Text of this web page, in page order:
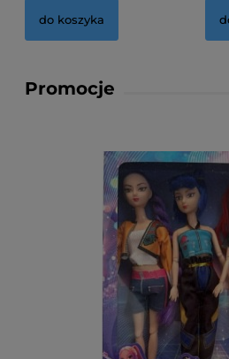
do koszyka
Promocje